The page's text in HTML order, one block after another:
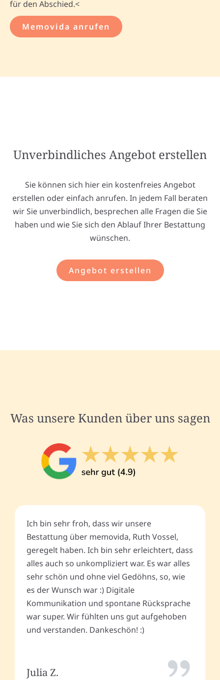
für den Abschied.<
Memovida anrufen
Unverbindliches Angebot erstellen
Sie können sich hier ein kostenfreies Angebot
erstellen oder einfach anrufen. In jedem Fall beraten
wir Sie unverbindlich, besprechen alle Fragen die Sie
haben und wie Sie sich den Ablauf Ihrer Bestattung
wünschen.
Angebot erstellen
Was unsere Kunden über uns sagen
Ich bin sehr froh, dass wir unsere
Bestattung über memovida, Ruth Vossel,
geregelt haben. Ich bin sehr erleichtert, dass
alles auch so unkompliziert war. Es war alles
sehr schön und ohne viel Gedöhns, so, wie
es der Wunsch war :) Digitale
Kommunikation und spontane Rücksprache
war super. Wir fühlten uns gut aufgehoben
und verstanden. Dankeschön! :)
Julia Z.